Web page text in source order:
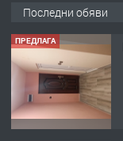
Последни обяви
ПРЕДЛАГА